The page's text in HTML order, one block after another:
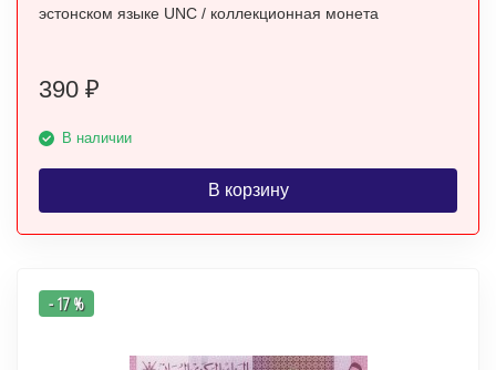
эстонском языке UNC / коллекционная монета
390 ₽
В наличии
В корзину
- 17 %